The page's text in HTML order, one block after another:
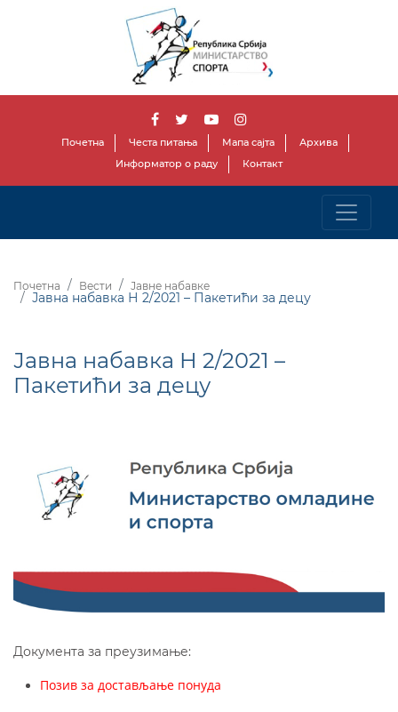
Почетна Честа питања Мапа сајта
Архива
Информатор о раду
Контакт
Почетна Вести Јавне набавке
Јавна набавка Н 2/2021 – Пакетићи за децу
Јавна набавка Н 2/2021 –
Пакетићи за децу
Документа за преузимање:
Позив за достављање понуда